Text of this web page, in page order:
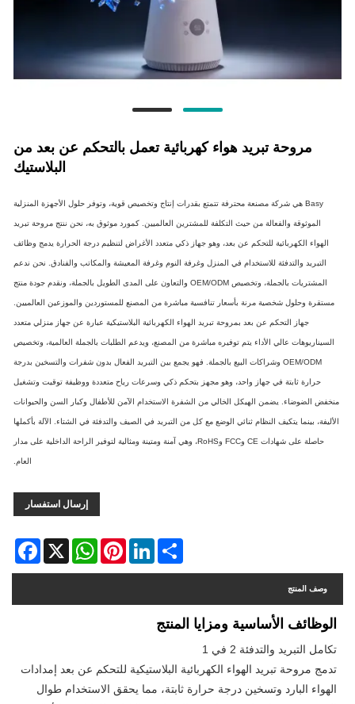
مروحة تبريد هواء كهربائية تعمل بالتحكم عن بعد من
البلاستيك
Basy هي شركة مصنعة محترفة تتمتع بقدرات إنتاج وتخصيص قوية، وتوفر حلول الأجهزة المنزلية
الموثوقة والفعالة من حيث التكلفة للمشترين العالميين. كمورد موثوق به، نحن ننتج مروحة تبريد
الهواء الكهربائية للتحكم عن بعد، وهو جهاز ذكي متعدد الأغراض لتنظيم درجة الحرارة يدمج وظائف
التبريد والتدفئة للاستخدام في المنزل وغرفة النوم وغرفة المعيشة والمكاتب والفنادق. نحن ندعم
المشتريات بالجملة، وتخصيص OEM/ODM والتعاون على المدى الطويل بالجملة، ونقدم جودة منتج
مستقرة وحلول شخصية مرنة بأسعار تنافسية مباشرة من المصنع للمستوردين والموزعين العالميين.
جهاز التحكم عن بعد بمروحة تبريد الهواء الكهربائية البلاستيكية عبارة عن جهاز منزلي متعدد
السيناريوهات عالي الأداء يتم توفيره مباشرة من المصنع، ويدعم الطلبات بالجملة العالمية، وتخصيص
OEM/ODM وشراكات البيع بالجملة. فهو يجمع بين التبريد الفعال بدون شفرات والتسخين بدرجة
حرارة ثابتة في جهاز واحد، وهو مجهز بتحكم ذكي وسرعات رياح متعددة ووظيفة توقيت وتشغيل
منخفض الضوضاء. يضمن الهيكل الخالي من الشفرة الاستخدام الآمن للأطفال وكبار السن والحيوانات
الأليفة، بينما يتكيف النظام ثنائي الوضع مع كل من التبريد في الصيف والتدفئة في الشتاء. الآلة بأكملها
حاصلة على شهادات CE وFCC وRoHS، وهي آمنة ومتينة ومثالية لتوفير الراحة الداخلية على مدار
العام.
إرسال استفسار
Facebook WhatsApp Pinterest LinkedIn Share
وصف المنتج
الوظائف الأساسية ومزايا المنتج
تكامل التبريد والتدفئة 2 في 1
تدمج مروحة تبريد الهواء الكهربائية البلاستيكية للتحكم عن بعد إمدادات
الهواء البارد وتسخين درجة حرارة ثابتة، مما يحقق الاستخدام طوال